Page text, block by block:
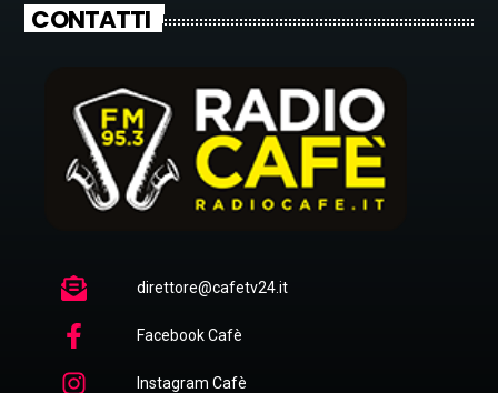
CONTATTI
direttore@cafetv24.it
Facebook Cafè
Instagram Cafè